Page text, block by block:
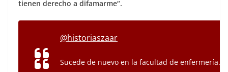
tienen derecho a difamarme“.
@historiaszaar
Sucede de nuevo en la facultad de enfermería…